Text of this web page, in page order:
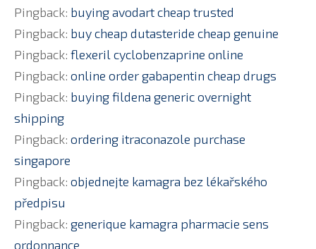
Pingback: buying avodart cheap trusted
Pingback: buy cheap dutasteride cheap genuine
Pingback: flexeril cyclobenzaprine online
Pingback: online order gabapentin cheap drugs
Pingback: buying fildena generic overnight
shipping
Pingback: ordering itraconazole purchase
singapore
Pingback: objednejte kamagra bez lékařského
předpisu
Pingback: generique kamagra pharmacie sens
ordonnance